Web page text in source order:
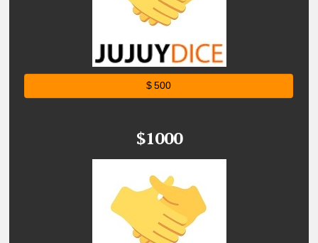
$ 500
$1000